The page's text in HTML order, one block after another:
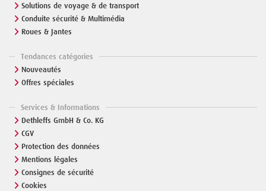
Solutions de voyage & de transport
Conduite sécurité & Multimédia
Roues & Jantes
Tendances catégories
Nouveautés
Offres spéciales
Services & Informations
Dethleffs GmbH & Co. KG
CGV
Protection des données
Mentions légales
Consignes de sécurité
Cookies